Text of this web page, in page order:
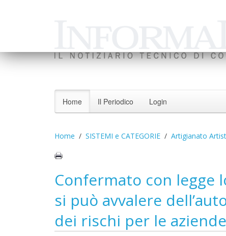
Home Il Periodico Login
Home SISTEMI e CATEGORIE Artigianato
Confermato con legge
si può avvalere
dei rischi per le